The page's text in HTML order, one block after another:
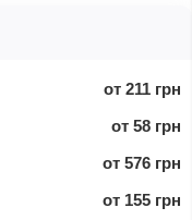
от 211 грн
от 58 грн
от 576 грн
от 155 грн